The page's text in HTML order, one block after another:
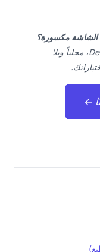
أضف الطبقة البصرية بلا كود من Delta-QA، محلياً وبلا